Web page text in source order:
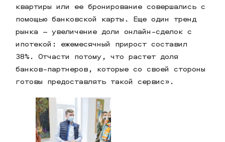
квартиры или ее бронирование совершались с
помощью банковской карты. Еще один тренд
рынка – увеличение доли онлайн-сделок с
ипотекой: ежемесячный прирост составил
38%. Отчасти потому, что растет доля
банков-партнеров, которые со своей стороны
готовы предоставлять такой сервис».